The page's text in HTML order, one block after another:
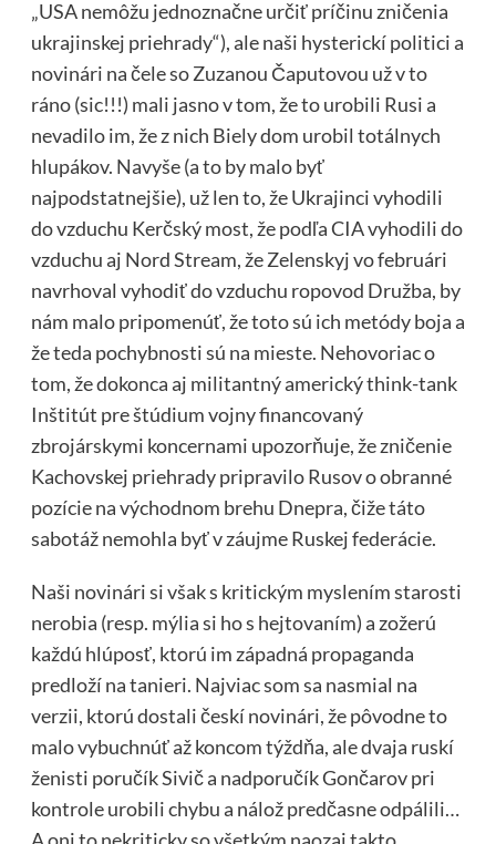
„USA nemôžu jednoznačne určiť príčinu zničenia
ukrajinskej priehrady“), ale naši hysterickí politici a
novinári na čele so Zuzanou Čaputovou už v to
ráno (sic!!!) mali jasno v tom, že to urobili Rusi a
nevadilo im, že z nich Biely dom urobil totálnych
hlupákov. Navyše (a to by malo byť
najpodstatnejšie), už len to, že Ukrajinci vyhodili
do vzduchu Kerčský most, že podľa CIA vyhodili do
vzduchu aj Nord Stream, že Zelenskyj vo februári
navrhoval vyhodiť do vzduchu ropovod Družba, by
nám malo pripomenúť, že toto sú ich metódy boja a
že teda pochybnosti sú na mieste. Nehovoriac o
tom, že dokonca aj militantný americký think-tank
Inštitút pre štúdium vojny financovaný
zbrojárskymi koncernami upozorňuje, že zničenie
Kachovskej priehrady pripravilo Rusov o obranné
pozície na východnom brehu Dnepra, čiže táto
sabotáž nemohla byť v záujme Ruskej federácie.
Naši novinári si však s kritickým myslením starosti
nerobia (resp. mýlia si ho s hejtovaním) a zožerú
každú hlúposť, ktorú im západná propaganda
predloží na tanieri. Najviac som sa nasmial na
verzii, ktorú dostali českí novinári, že pôvodne to
malo vybuchnúť až koncom týždňa, ale dvaja ruskí
ženisti poručík Sivič a nadporučík Gončarov pri
kontrole urobili chybu a nálož predčasne odpálili…